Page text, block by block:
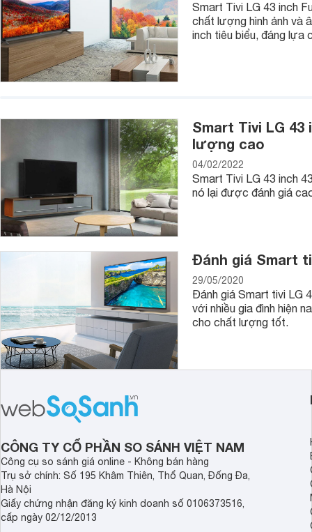
Smart Tivi LG 43 inch
chất lượng hình ảnh và
inch tiêu biểu, đáng lựa
Smart Tivi LG 43
lượng cao
04/02/2022
Smart Tivi LG 43 inch
nó lại được đánh giá
Đánh giá Smart
29/05/2020
Đánh giá Smart tivi LG
với nhiều gia đình hiện
cho chất lượng tốt.
CÔNG TY CỔ PHẦN SO SÁNH VIỆT NAM
Công cụ so sánh giá online - Không bán hàng
Trụ sở chính: Số 195 Khâm Thiên, Thổ Quan, Đống Đa,
Hà Nội
Giấy chứng nhận đăng ký kinh doanh số 0106373516,
cấp ngày 02/12/2013